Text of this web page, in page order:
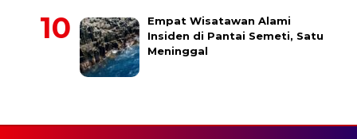
Empat Wisatawan Alami
Insiden di Pantai Semeti, Satu
Meninggal